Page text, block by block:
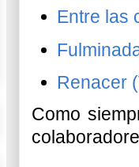
Entre las
Renacer
Como